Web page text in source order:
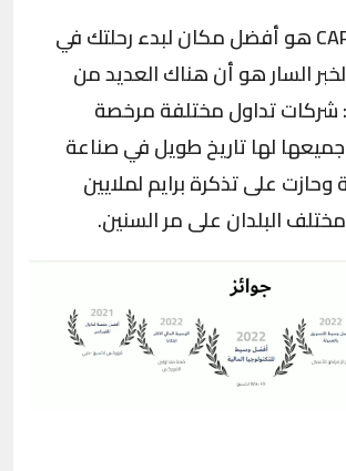
قد لا يكون CAPEX هو أفضل مكان لبدء رحلتك في
السار هو أن هناك العديد من
شركات تداول مختلفة مرخصة
لها تاريخ طويل في صناعة
وحازت على تذكرة برايم لملايين
البلدان على مر السنين.